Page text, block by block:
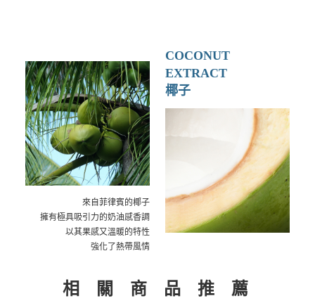
來自菲律賓的椰子
擁有極具吸引力的奶油感香調
以其果感又溫暖的特性
強化了熱帶風情
COCONUT
EXTRACT
椰子
相 關 商 品 推 薦